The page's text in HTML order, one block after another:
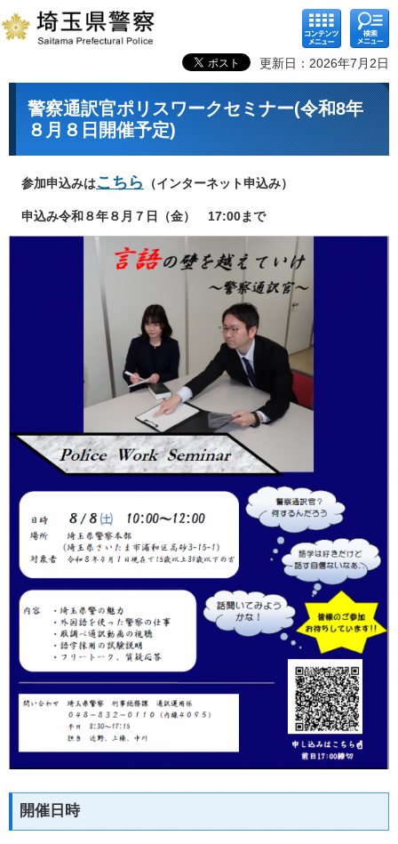
コンテ
ンツメ
ニュー
検索メ
ニュー
更新日：2026年7月2日
警察通訳官ポリスワークセミナー(令和8年
８月８日開催予定)
参加申込みはこちら （インターネット申込み）
申込み令和８年８月７日（金） 17:00まで
開催日時